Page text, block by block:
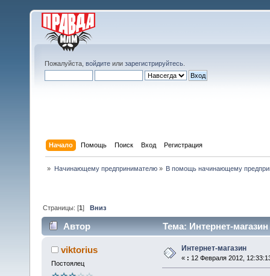
Пожалуйста, войдите или зарегистрируйтесь
Начало Помощь Поиск Вход Регистрация
» Начинающему предпринимателю» В помощь начинающему
Страницы: [1]Вниз
Автор Тема: Интернет-
viktorius
Постоялец
Интернет-магазин
« : 12 Февраля 2012,